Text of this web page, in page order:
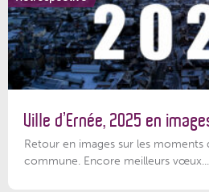
Ville d’Ernée, 2025 en
Retour en images sur les
commune. Encore meilleurs vœux...